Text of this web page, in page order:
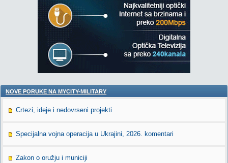
NOVE PORUKE NA MYCITY-MILITARY
Crtezi, ideje i nedovrseni projekti
Specijalna vojna operacija u Ukrajini, 2026. komentari
Zakon o oružju i municiji